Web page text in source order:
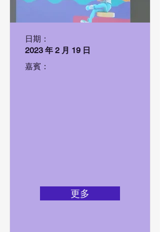
日期：
2023 年 2 月 19 日
嘉賓：
更多